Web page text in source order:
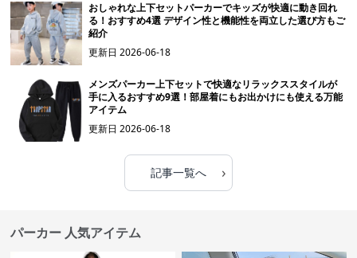
おしゃれな上下セットパーカーでキッズが快適に動き回れ
る！おすすめ4選 デザイン性と機能性を両立した選び方もご
紹介
更新日2026-06-18
メンズパーカー上下セットで快適なリラックススタイルが
手に入るおすすめ9選！部屋着にもお出かけにも使える万能
アイテム
更新日2026-06-18
記事一覧へ ›
パーカー 人気アイテム